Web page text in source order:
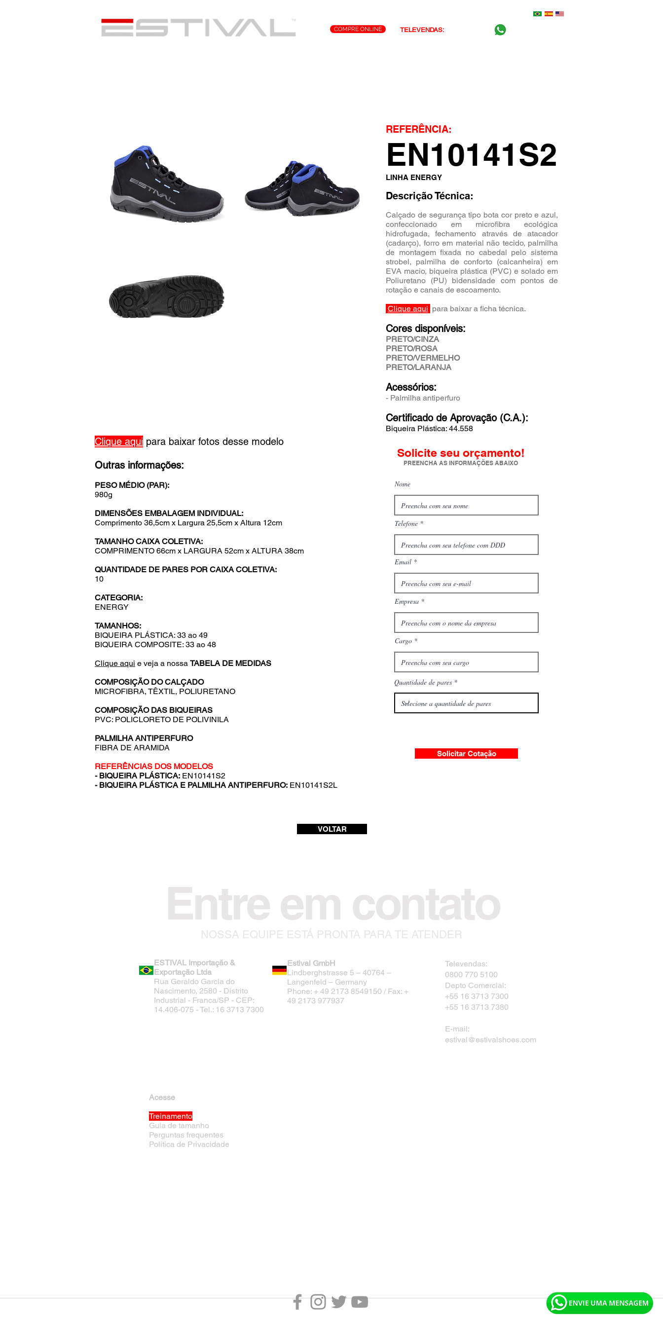
COMPRE ONLINE TELEVENDAS:
REFERÊNCIA:
EN10141S2
LINHA ENERGY
Descrição Técnica:
Calçado de segurança tipo bota cor preto e azul,
confeccionado em microfibra ecológica
hidrofugada, fechamento através de atacador
(cadarço), forro em material não tecido, palmilha
de montagem fixada no cabedal pelo sistema
strobel, palmilha de conforto (calcanheira) em
EVA macio, biqueira plástica (PVC) e solado em
Poliuretano (PU) bidensidade com pontos de
rotação e canais de escoamento.
Clique aqui para baixar a ficha técnica.
Cores disponíveis:
PRETO/CINZA
PRETO/ROSA
PRETO/VERMELHO
PRETO/LARANJA
Acessórios:
- Palmilha antiperfuro
Certificado de Aprovação (C.A.):
Biqueira Plástica: 44.558
Clique aqui para baixar fotos desse modelo
Outras informações:
PESO MÉDIO (PAR):
980g
DIMENSÕES EMBALAGEM INDIVIDUAL:
Comprimento 36,5cm x Largura 25,5cm x Altura 12cm
TAMANHO CAIXA COLETIVA:
COMPRIMENTO 66cm x LARGURA 52cm x ALTURA 38cm
QUANTIDADE DE PARES POR CAIXA COLETIVA:
10
CATEGORIA:
ENERGY
TAMANHOS:
BIQUEIRA PLÁSTICA: 33 ao 49
BIQUEIRA COMPOSITE: 33 ao 48
Clique aqui e veja a nossa TABELA DE MEDIDAS
COMPOSIÇÃO DO CALÇADO
MICROFIBRA, TÊXTIL, POLIURETANO
COMPOSIÇÃO DAS BIQUEIRAS
PVC: POLICLORETO DE POLIVINILA
PALMILHA ANTIPERFURO
FIBRA DE ARAMIDA
REFERÊNCIAS DOS MODELOS
- BIQUEIRA PLÁSTICA: EN10141S2
- BIQUEIRA PLÁSTICA E PALMILHA ANTIPERFURO: EN10141S2L
Solicite seu orçamento!
PREENCHA AS INFORMAÇÕES ABAIXO
Nome
Telefone
Email
Empresa
Cargo
Quantidade de pares
Solicitar Cotação
VOLTAR
Entre em contato
NOSSA EQUIPE ESTÁ PRONTA PARA TE ATENDER
ESTIVAL Importação &
Exportação Ltda
Rua Geraldo Garcia do
Nascimento, 2580 - Distrito
Industrial - Franca/SP - CEP:
14.406-075 - Tel.: 16 3713 7300
Estival GmbH
Lindberghstrasse 5 – 40764 –
Langenfeld – Germany
Phone: + 49 2173 8549150 / Fax: +
49 2173 977937
Televendas:
0800 770 5100
Depto Comercial:
+55 16 3713 7300
+55 16 3713 7380
E-mail:
estival@estivalshoes.com
Acesse
Treinamento
Guia de tamanho
Perguntas frequentes
Política de Privacidade